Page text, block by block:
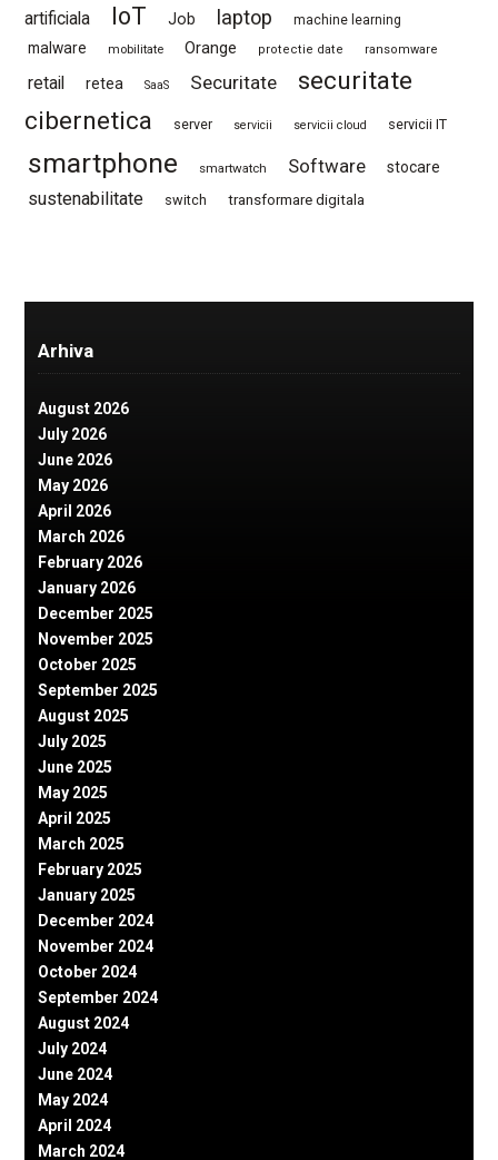
artificiala
IoT Job laptop machine learning
malware mobilitate Orange protectie date ransomware
retail retea SaaS Securitate
securitate
cibernetica
server servicii servicii cloud servicii IT
smartphone smartwatch Software stocare
sustenabilitate switch transformare digitala
Arhiva
August 2026
July 2026
June 2026
May 2026
April 2026
March 2026
February 2026
January 2026
December 2025
November 2025
October 2025
September 2025
August 2025
July 2025
June 2025
May 2025
April 2025
March 2025
February 2025
January 2025
December 2024
November 2024
October 2024
September 2024
August 2024
July 2024
June 2024
May 2024
April 2024
March 2024